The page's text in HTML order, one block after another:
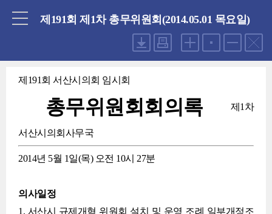
제191회 제1차 총무위원회(2014.05.01 목요일)
제191회 서산시의회 임시회
총무위원회회의록 제1차
서산시의회사무국
2014년 5월 1일(목) 오전 10시 27분
의사일정
1. 서산시 규제개혁 위원회 설치 및 운영 조례 일부개정조